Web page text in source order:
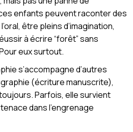
ces enfants peuvent raconter des
être pleins d’imagination,
à écrire “forêt” sans
eux surtout.
s’accompagne d’autres
(écriture manuscrite),
Parfois, elle survient
dans l’engrenage